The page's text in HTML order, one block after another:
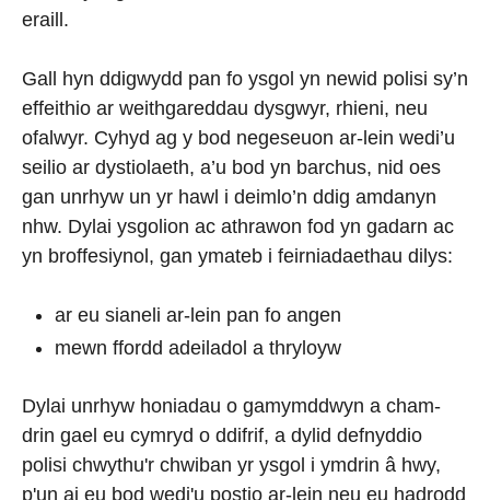
eraill.
Gall hyn ddigwydd pan fo ysgol yn newid polisi sy’n
effeithio ar weithgareddau dysgwyr, rhieni, neu
ofalwyr. Cyhyd ag y bod negeseuon ar-lein wedi’u
seilio ar dystiolaeth, a’u bod yn barchus, nid oes
gan unrhyw un yr hawl i deimlo’n ddig amdanyn
nhw. Dylai ysgolion ac athrawon fod yn gadarn ac
yn broffesiynol, gan ymateb i feirniadaethau dilys:
ar eu sianeli ar-lein pan fo angen
mewn ffordd adeiladol a thryloyw
Dylai unrhyw honiadau o gamymddwyn a cham-
drin gael eu cymryd o ddifrif, a dylid defnyddio
polisi chwythu'r chwiban yr ysgol i ymdrin â hwy,
p'un ai eu bod wedi'u postio ar-lein neu eu hadrodd